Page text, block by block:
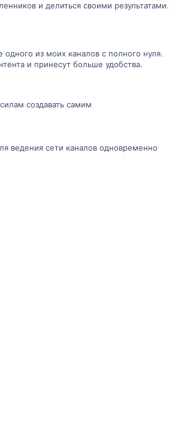
и делиться своими результатами.
из моих каналов с полного нуля.
и принесут больше удобства.
создавать самим
ведения сети каналов одновременно